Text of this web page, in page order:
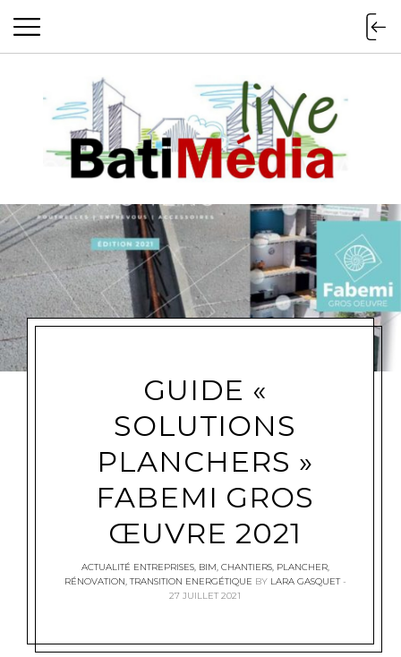
Batimedialive
GUIDE «
SOLUTIONS
PLANCHERS »
FABEMI GROS
ŒUVRE 2021
ACTUALITÉ ENTREPRISES, BIM, CHANTIERS, PLANCHER,
RÉNOVATION,TRANSITION ENERGÉTIQUE BY LARA GASQUET
27 JUILLET 2021